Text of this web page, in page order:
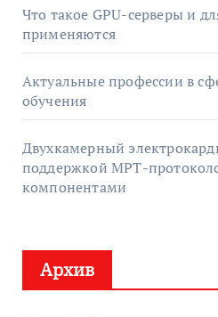
Что такое GPU-серверы и
применяются
Актуальные профессии в
обучения
Двухкамерный
поддержкой МРТ-
компонентами
Архив